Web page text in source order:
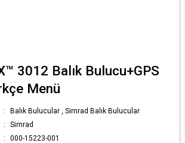
3012 Balık Bulucu+GPS
Menü
Balık Bulucular ,Simrad Balık Bulucular
Simrad
000-15223-001